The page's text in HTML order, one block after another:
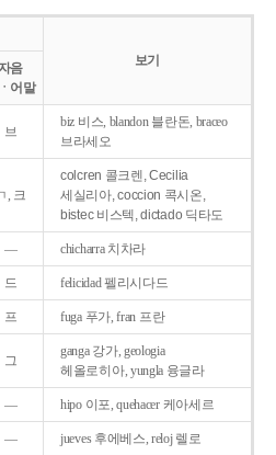
보기
음
어말
브
biz 비스, blandon 블란돈, braceo
브라세오
, 크
colcren 콜크렌, Cecilia
세실리아, coccion 콕시온,
bistec 비스텍, dictado 딕타도
― chicharra 치차라
드 felicidad 펠리시다드
프 fuga 푸가, fran 프란
그
ganga 강가, geologia
헤올로히아, yungla 융글라
― hipo 이포, quehacer 케아세르
― jueves 후에베스, reloj 렐로